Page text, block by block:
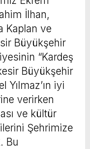
İlhan,
Kaplan ve
Büyükşehir
“Kardeş
Büyükşehir
Yılmaz’ın iyi
verirken
ve kültür
Şehrimize
Bu